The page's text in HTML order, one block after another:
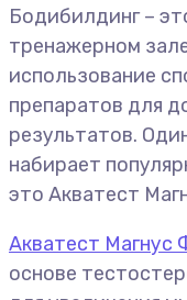
Бодибилдинг –
тренажерном
использование
препаратов для
результатов.
набирает
это Акватест
Акватест Магнус
основе